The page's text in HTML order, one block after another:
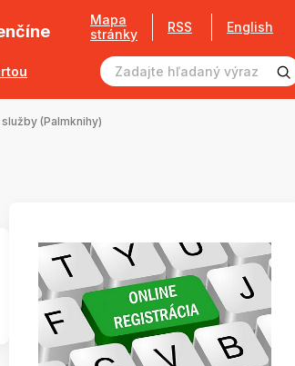
Mapa
stránky
RSS English
(Palmknihy)